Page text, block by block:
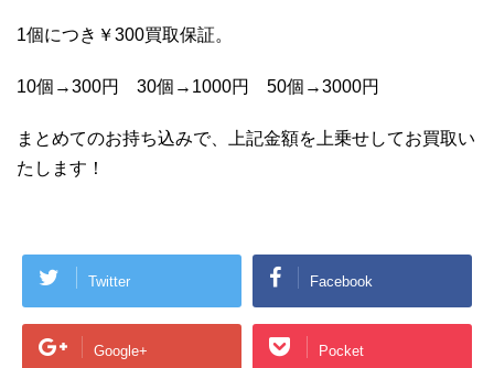
1個につき￥300買取保証。
10個→300円 30個→1000円 50個→3000円
まとめてのお持ち込みで、上記金額を上乗せしてお買取い
たします！
Twitter Facebook
Google+ Pocket